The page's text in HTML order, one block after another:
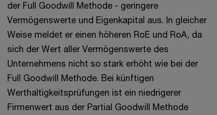
der Full Goodwill Methode - geringere
Vermögenswerte und Eigenkapital aus. In gleicher
Weise meldet er einen höheren RoE und RoA, da
sich der Wert aller Vermögenswerte des
Unternehmens nicht so stark erhöht wie bei der
Full Goodwill Methode. Bei künftigen
Werthaltigkeitsprüfungen ist ein niedrigerer
Firmenwert aus der Partial Goodwill Methode